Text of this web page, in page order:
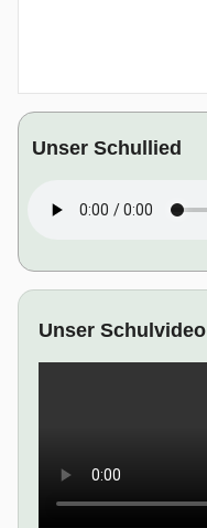
Unser Schullied
Unser Schulvideo